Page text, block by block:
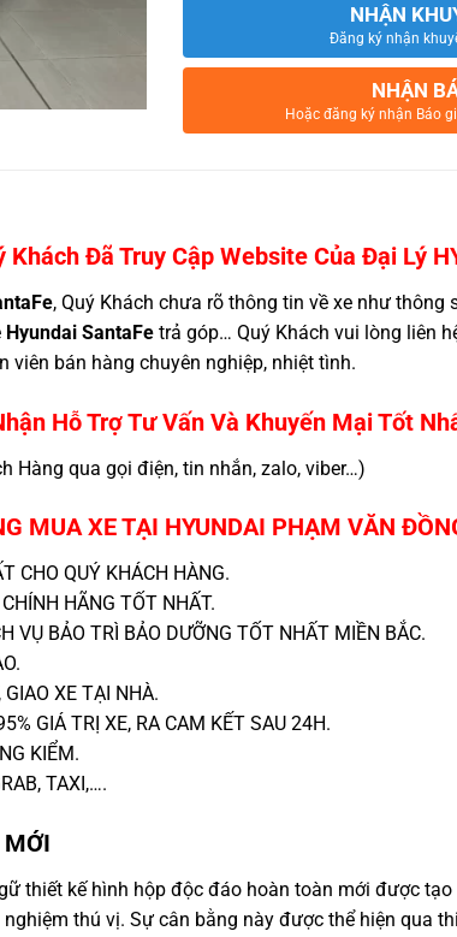
NHẬN
Đăng ký nhận
NHẬN
Hoặc đăng ký nhận Báo
Khách Đã Truy Cập Website Của Đại Lý
, Quý Khách chưa rõ thông tin về xe như thông
SantaFe trả góp… Quý Khách vui lòng liên
bán hàng chuyên nghiệp, nhiệt tình.
Hỗ Trợ Tư Vấn Và Khuyến Mại Tốt
Hàng qua gọi điện, tin nhắn, zalo, viber…)
MUA XE TẠI HYUNDAI PHẠM VĂN
CHO QUÝ KHÁCH HÀNG.
HÃNG TỐT NHẤT.
VỤ BẢO TRÌ BẢO DƯỠNG TỐT NHẤT MIỀN BẮC.
XE TẠI NHÀ.
GIÁ TRỊ XE, RA CAM KẾT SAU 24H.
KIỂM.
TAXI,….
thiết kế hình hộp độc đáo hoàn toàn mới được tạo
thú vị. Sự cân bằng này được thể hiện qua